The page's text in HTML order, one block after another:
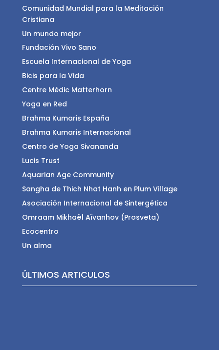
Comunidad Mundial para la Meditación
Cristiana
Un mundo mejor
Fundación Vivo Sano
Escuela Internacional de Yoga
Bicis para la Vida
Centre Mèdic Matterhorn
Yoga en Red
Brahma Kumaris España
Brahma Kumaris Internacional
Centro de Yoga Sivananda
Lucis Trust
Aquarian Age Community
Sangha de Thich Nhat Hanh en Plum Village
Asociación Internacional de Sintergética
Omraam Mikhaël Aïvanhov (Prosveta)
Ecocentro
Un alma
ÚLTIMOS ARTICULOS